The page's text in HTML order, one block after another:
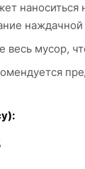
наноситься
наждачной
весь мусор,